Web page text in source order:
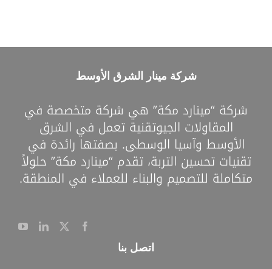
شركة مينار الشرق الأوسط
شركة “مينارد مكة” هي شركة متخصصة في
المقاولات الجيوتقنية تعمل في الشرق
الأوسط وآسيا الوسطى. بصفتها رائدة في
تقنيات تحسين التربة، تقدم “مينارد مكة” حلولاً
متكاملة للتصميم والبناء للعملاء في المنطقة.
اتصل بنا